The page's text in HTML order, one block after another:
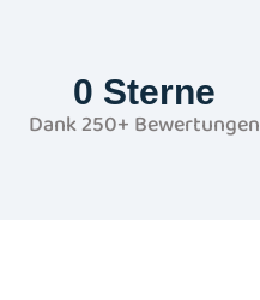
0 Sterne
Dank 250+ Bewertungen